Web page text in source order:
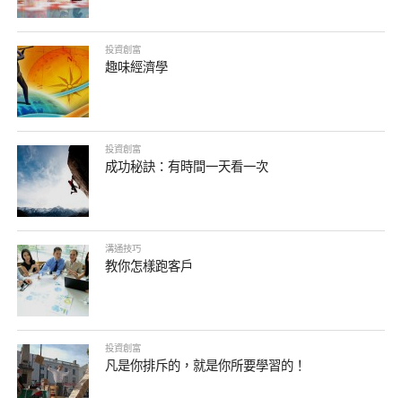
投資創富
趣味經濟學
投資創富
成功秘訣：有時間一天看一次
溝通技巧
教你怎樣跑客戶
投資創富
凡是你排斥的，就是你所要學習的！